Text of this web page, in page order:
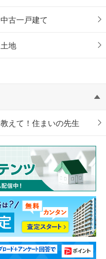
中古一戸建て
土地
教えて！住まいの先生